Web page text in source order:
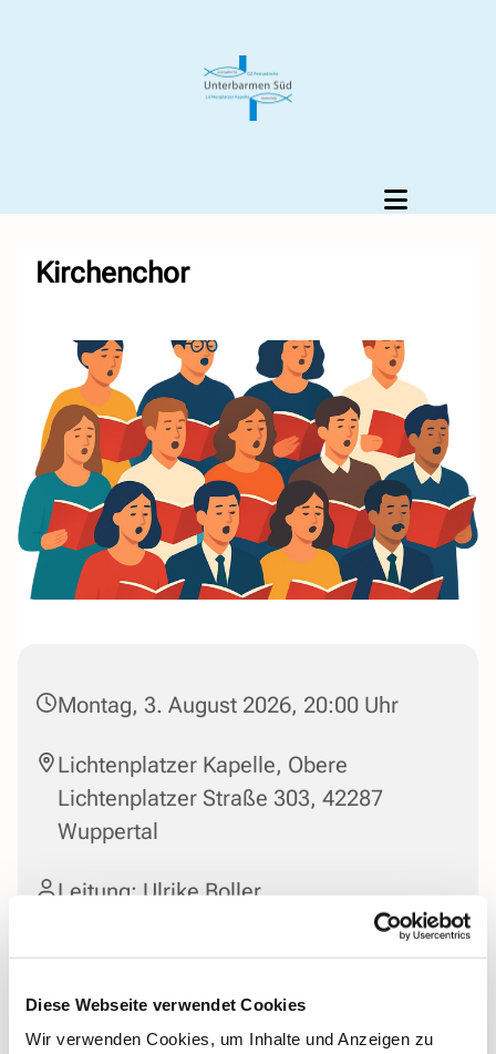
Diese Webseite verwendet Cookies
Wir verwenden Cookies, um Inhalte und Anzeigen zu
Kirchenchor
Montag, 3. August 2026, 20:00 Uhr
Lichtenplatzer Kapelle, Obere
Lichtenplatzer Straße 303, 42287
Wuppertal
Leitung: Ulrike Boller